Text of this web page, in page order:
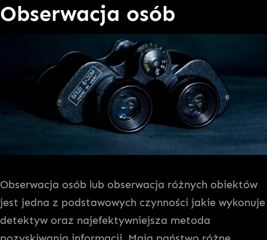
Obserwacja osób
Obserwacja osób lub obserwacja różnych obiektów
jest jedna z podstawowych czynności jakie wykonuje
detektyw oraz najefektywniejsza metoda